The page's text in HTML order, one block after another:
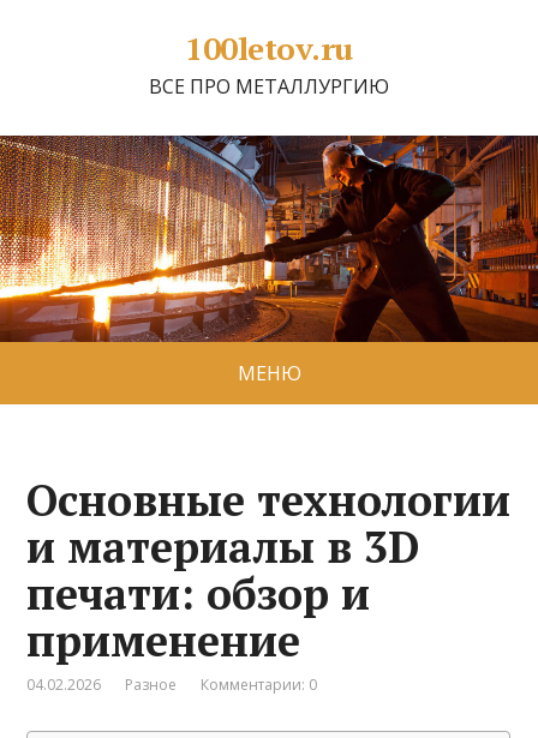
100letov.ru
ВСЕ ПРО МЕТАЛЛУРГИЮ
МЕНЮ
Основные технологии
и материалы в 3D
печати: обзор и
применение
04.02.2026 Разное Комментарии: 0